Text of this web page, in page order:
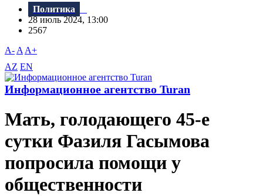
Политика
28 июль 2024, 13:00
2567
A- A A+
AZ EN
Информационное агентство Turan
Мать, голодающего 45-е
сутки Фазиля Гасымова
попросила помощи у
общественности